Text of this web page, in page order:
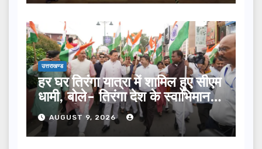
उत्तराखण्ड
हर घर तिरंगा यात्रा में शामिल हुए सीएम
धामी, बोले- तिरंगा देश के स्वाभिमान
का प्रतीक
AUGUST 9, 2026